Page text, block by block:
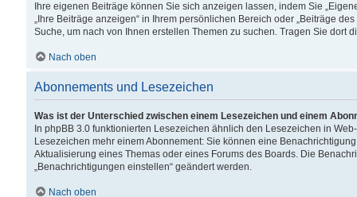
Ihre eigenen Beiträge können Sie sich anzeigen lassen, indem Sie
„Ihre Beiträge anzeigen“ in Ihrem persönlichen Bereich oder „Beiträge
Suche, um nach von Ihnen erstellen Themen zu suchen. Tragen Sie dort
Nach oben
Abonnements und Lesezeichen
Was ist der Unterschied zwischen einem Lesezeichen und einem
In phpBB 3.0 funktionierten Lesezeichen ähnlich den Lesezeichen in
Lesezeichen mehr einem Abonnement: Sie können eine
Aktualisierung eines Themas oder eines Forums des Boards. Die
„Benachrichtigungen einstellen“ geändert werden.
Nach oben